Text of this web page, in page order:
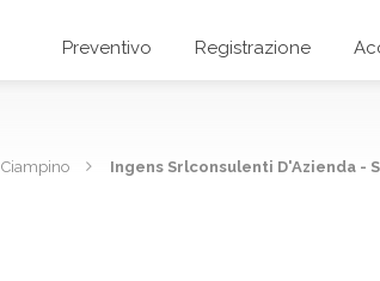
Preventivo Registrazione
Ciampino Ingens Srlconsulenti D'Azienda -